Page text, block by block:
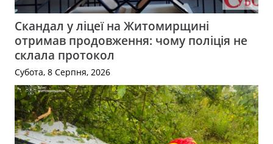
Скандал у ліцеї на Житомирщині
отримав продовження: чому поліція не
склала протокол
Субота, 8 Серпня, 2026